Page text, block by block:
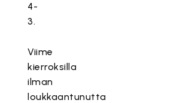
4-
3.
Viime
kierroksilla
ilman
loukkaantunutta